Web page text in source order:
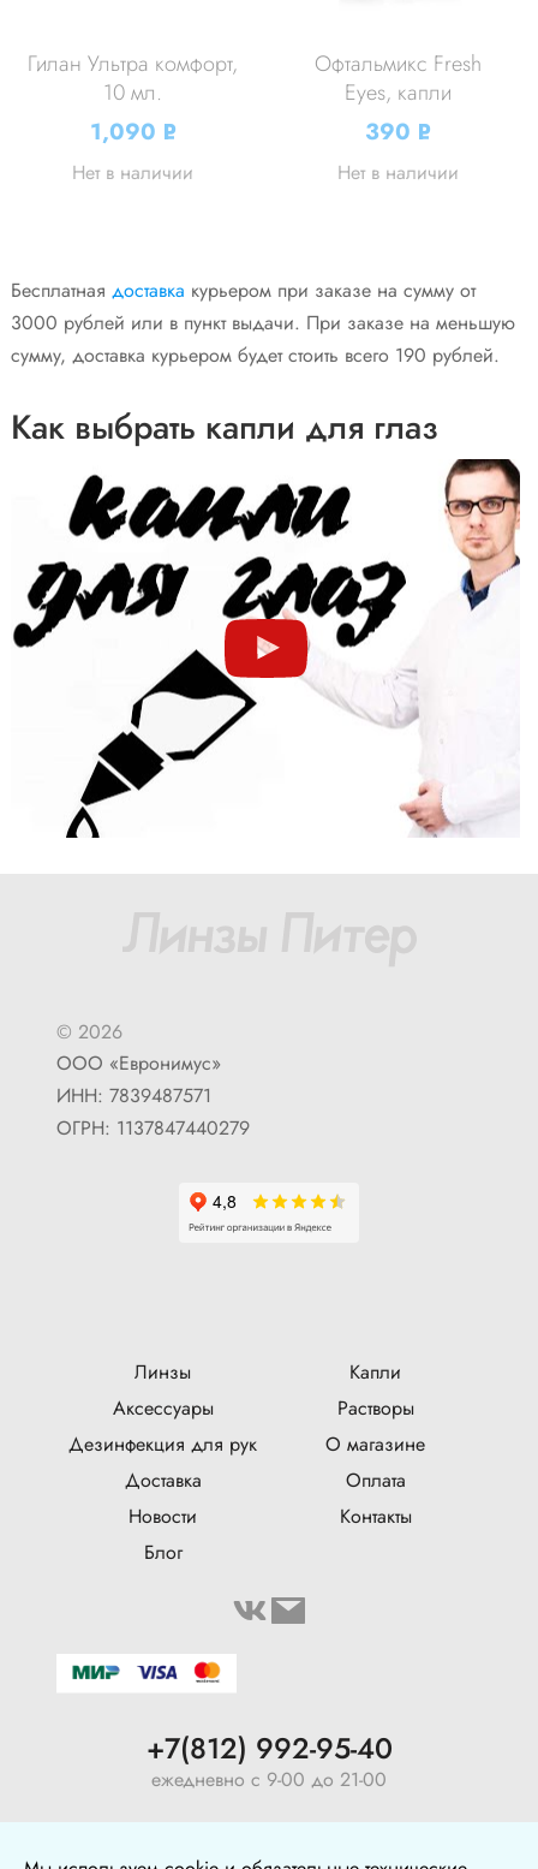
Гилан Ультра комфорт,
10 мл.
1,090 Р
Нет в наличии
Офтальмикс Fresh
Eyes, капли
390 Р
Нет в наличии
Бесплатная доставка курьером при заказе на сумму от
3000 рублей или в пункт выдачи. При заказе на меньшую
сумму, доставка курьером будет стоить всего 190 рублей.
Как выбрать капли для глаз
© 2026
ООО «Евронимус»
ИНН: 7839487571
ОГРН: 1137847440279
Линзы
Капли
Аксессуары
Растворы
Дезинфекция для рук
О магазине
Доставка
Оплата
Новости
Контакты
Блог
+7(812) 992-95-40
ежедневно с 9-00 до 21-00